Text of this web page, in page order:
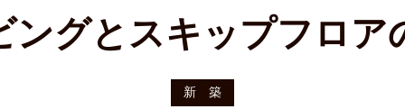
ングとスキップフロア
新 築